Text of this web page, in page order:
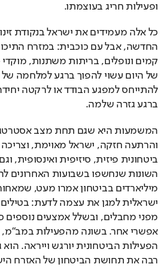
ופעילות חריג בעוצמתו.
ברגע גזרה שלמה.
רבה את תחושת הביטחון של האזרח